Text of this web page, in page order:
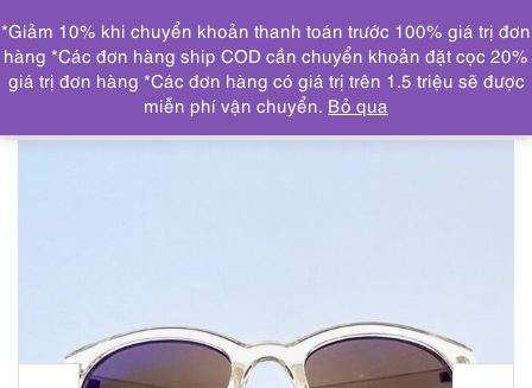
DANH MỤC
Trang chủ KÍNH MẮT
5880-Kính mát nữ/nam-Đã sử
dụng-Plastic 261-272612 sunglasses
*Giảm 10% khi chuyển khoản thanh toán trước 100% giá trị đơn
hàng *Các đơn hàng ship COD cần chuyển khoản đặt cọc 20%
giá trị đơn hàng *Các đơn hàng có giá trị trên 1.5 triệu sẽ được
miễn phí vận chuyển. Bỏ qua